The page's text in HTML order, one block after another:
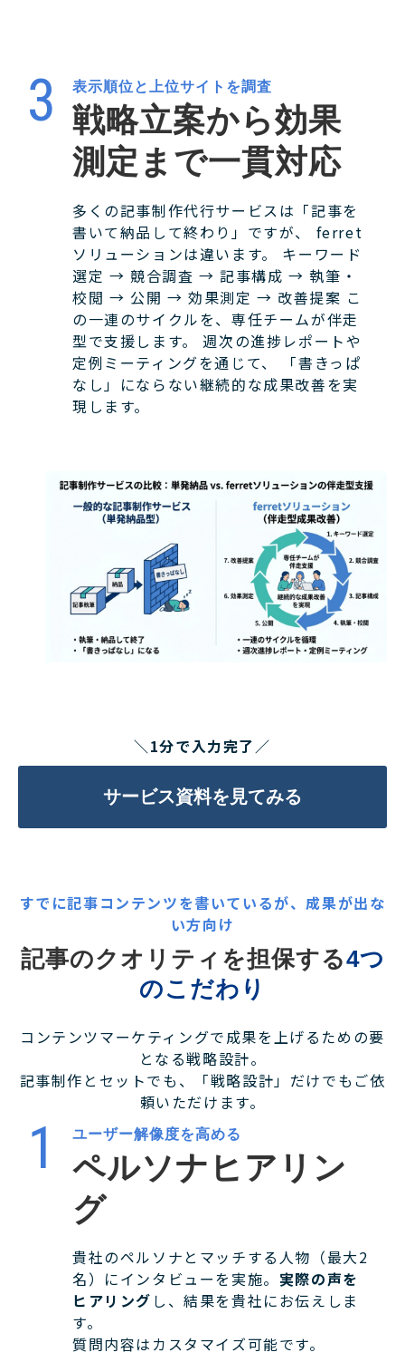
表示順位と上位サイトを調査
戦略立案から効果
測定まで一貫対応
多くの記事制作代行サービスは「記事を
書いて納品して終わり」ですが、 ferret
ソリューションは違います。 キーワード
選定 → 競合調査 → 記事構成 → 執筆・
校閲 → 公開 → 効果測定 → 改善提案 こ
の一連のサイクルを、専任チームが伴走
型で支援します。 週次の進捗レポートや
定例ミーティングを通じて、 「書きっぱ
なし」にならない継続的な成果改善を実
現します。
＼1分で入力完了／
サービス資料を見てみる
すでに記事コンテンツを書いているが、成果が出な
い方向け
記事のクオリティを担保する4つ
のこだわり
コンテンツマーケティングで成果を上げるための要
となる戦略設計。
記事制作とセットでも、「戦略設計」だけでもご依
頼いただけます。
ユーザー解像度を高める
ペルソナヒアリン
グ
貴社のペルソナとマッチする人物（最大2
名）にインタビューを実施。 実際の声を
ヒアリング し、結果を貴社にお伝えしま
す。
質問内容はカスタマイズ可能です。